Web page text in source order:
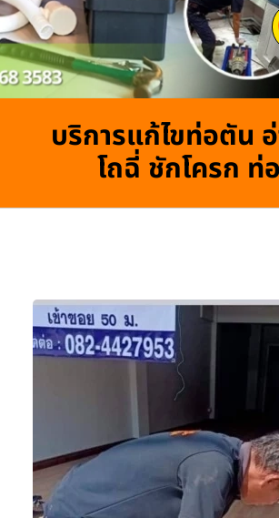
บริการแก้ไขท่อตัน
โถฉี่ ชักโครก ท่